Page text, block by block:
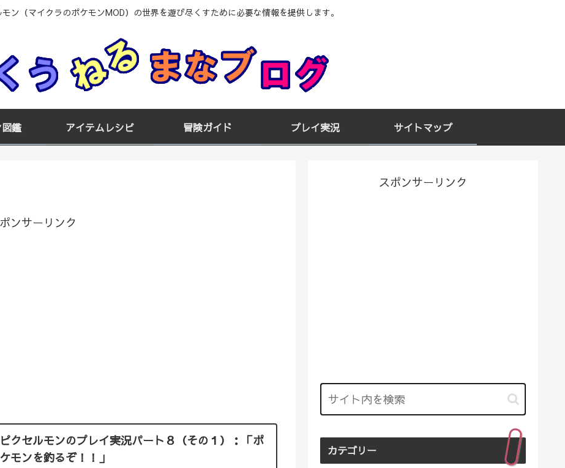
モン（マイクラのポケモンMOD）の世界を遊び尽くすために必要な情報を提供します。
鑑 アイテムレシピ 冒険ガイド プレイ実況 サイトマップ
ンサーリンク
ピクセルモンのプレイ実況パート８（その１）：「ポ
ケモンを釣るぞ！！」
スポンサーリンク
カテゴリー